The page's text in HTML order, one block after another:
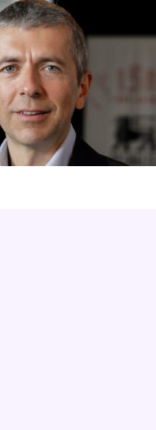
Delhaize, Denis